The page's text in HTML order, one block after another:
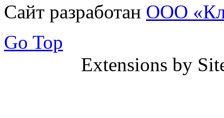
Сайт разработан ООО
Go Top
Extensions by